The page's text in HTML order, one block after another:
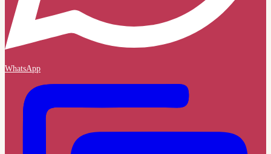
WhatsApp